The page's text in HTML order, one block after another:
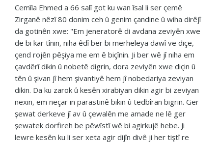
Cemîla Ehmed a 66 salî got ku wan îsal li ser çemê
Zirganê nêzî 80 donim ceh û genim çandine û wiha dirêjî
da gotinên xwe: "Em jeneratorê di avdana zeviyên xwe
de bi kar tînin, niha êdî ber bi merheleya dawî ve diçe,
çend rojên pêşiya me em ê biçînin. Ji ber wê jî niha em
çavdêrî dikin û nobetê digrin, dora zeviyên xwe diçin û
tên û şivan jî hem şivantiyê hem jî nobedariya zeviyan
dikin. Da ku zarok û kesên xirabiyan dikin agir bi zeviyan
nexin, em neçar in parastinê bikin û tedbîran bigrin. Ger
şewat derkeve jî av û çewalên me amade ne lê ger
şewatek dorfireh be pêwîstî wê bi agirkujê hebe. Ji
lewre kesên ku li ser xeta agir dijîn divê ji her tiştî re